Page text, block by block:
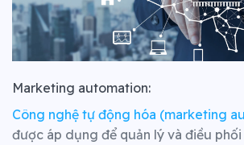
Marketing automation:
Công nghệ tự động hóa (marketing
được áp dụng để quản lý và điều